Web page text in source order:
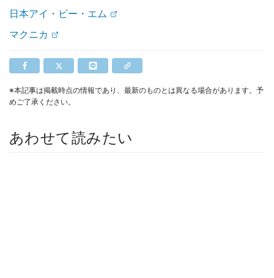
日本アイ・ビー・エム
マクニカ
※本記事は掲載時点の情報であり、最新のものとは異なる場合があります。予
めご了承ください。
あわせて読みたい